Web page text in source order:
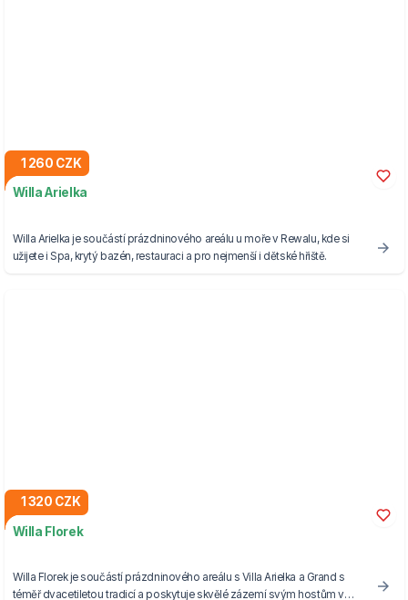
1 260 CZK
Willa Arielka
Willa Arielka je součástí prázdninového areálu u moře v Rewalu, kde si
užijete i Spa, krytý bazén, restauraci a pro nejmenší i dětské hřiště.
1 320 CZK
Willa Florek
Willa Florek je součástí prázdninového areálu s Villa Arielka a Grand s
téměř dvacetiletou tradicí a poskytuje skvělé zázemí svým hostům v